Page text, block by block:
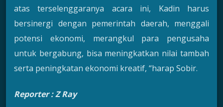
atas terselenggaranya acara ini, Kadin harus
bersinergi dengan pemerintah daerah, menggali
potensi ekonomi, merangkul para pengusaha
untuk bergabung, bisa meningkatkan nilai tambah
serta peningkatan ekonomi kreatif, “harap Sobir.
Reporter :Z Ray